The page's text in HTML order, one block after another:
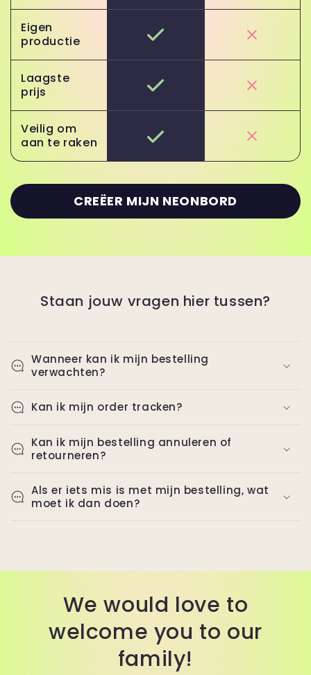
Eigen
productie
Laagste
prijs
Veilig om
aan te raken
CREËER MIJN NEONBORD
Staan jouw vragen hier tussen?
Wanneer kan ik mijn bestelling
verwachten?
Kan ik mijn order tracken?
Kan ik mijn bestelling annuleren of
retourneren?
Als er iets mis is met mijn bestelling, wat
moet ik dan doen?
We would love to
welcome you to our
family!